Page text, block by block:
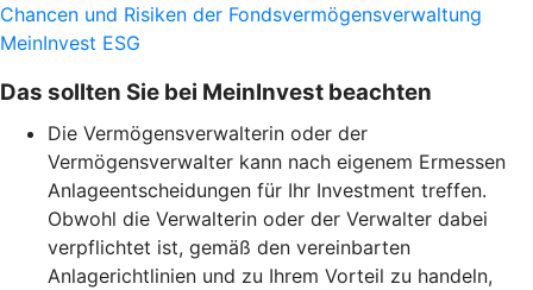
Chancen und Risiken der Fondsvermögensverwaltung
MeinInvest ESG
Das sollten Sie bei MeinInvest beachten
Die Vermögensverwalterin oder der
Vermögensverwalter kann nach eigenem Ermessen
Anlageentscheidungen für Ihr Investment treffen.
Obwohl die Verwalterin oder der Verwalter dabei
verpflichtet ist, gemäß den vereinbarten
Anlagerichtlinien und zu Ihrem Vorteil zu handeln,